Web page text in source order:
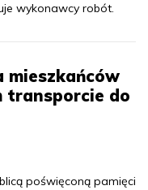
wykonawcy robót.
mieszkańców
transporcie do
poświęconą pamięci